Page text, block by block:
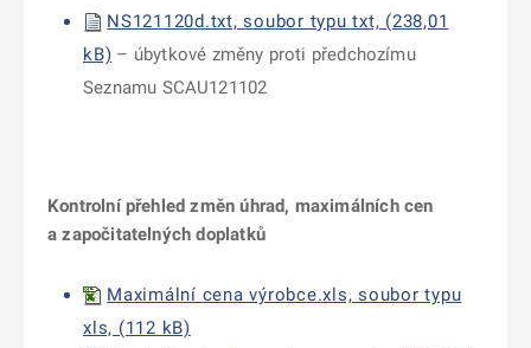
NS121120d.txt, soubor typu txt, (238,01
kB) – úbytkové změny proti předchozímu
Seznamu SCAU121102
Kontrolní přehled změn úhrad, maximálních cen
a započitatelných doplatků
Maximální cena výrobce.xls, soubor typu
xls, (112 kB)